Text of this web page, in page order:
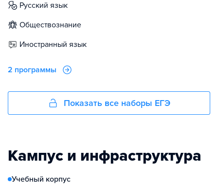
русский язык
обществознание
иностранный язык
2 программы
Показать все наборы ЕГЭ
Кампус и инфраструктура
Учебный корпус